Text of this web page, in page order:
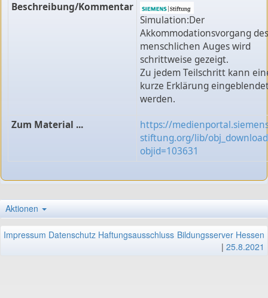
Beschreibung/Kommentar
Simulation:Der
Akkommodationsvorgang des
menschlichen Auges wird
schrittweise gezeigt.
Zu jedem Teilschritt kann
kurze Erklärung
werden.
Zum Material ...
https://
stiftung.org/lib/
objid=103631
Aktionen
Impressum Datenschutz Haftungsausschluss Bildungsserver Hessen
| 25.8.2021